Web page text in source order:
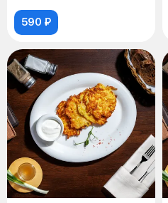
590 ₽